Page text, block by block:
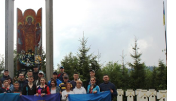
ПРИЗОВА ПОЇДКА - ГОРА МАКІВКА!!!
Життя коледжу
/
Студентське життя